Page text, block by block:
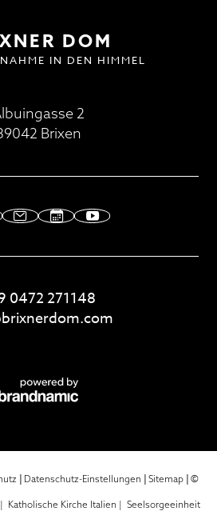
DOM
IN DEN HIMMEL
2
Brixen
0472 271148
brixnerdom.com
| Datenschutz-Einstellungen | Sitemap |©
Katholische Kirche Italien | Seelsorgeeinheit